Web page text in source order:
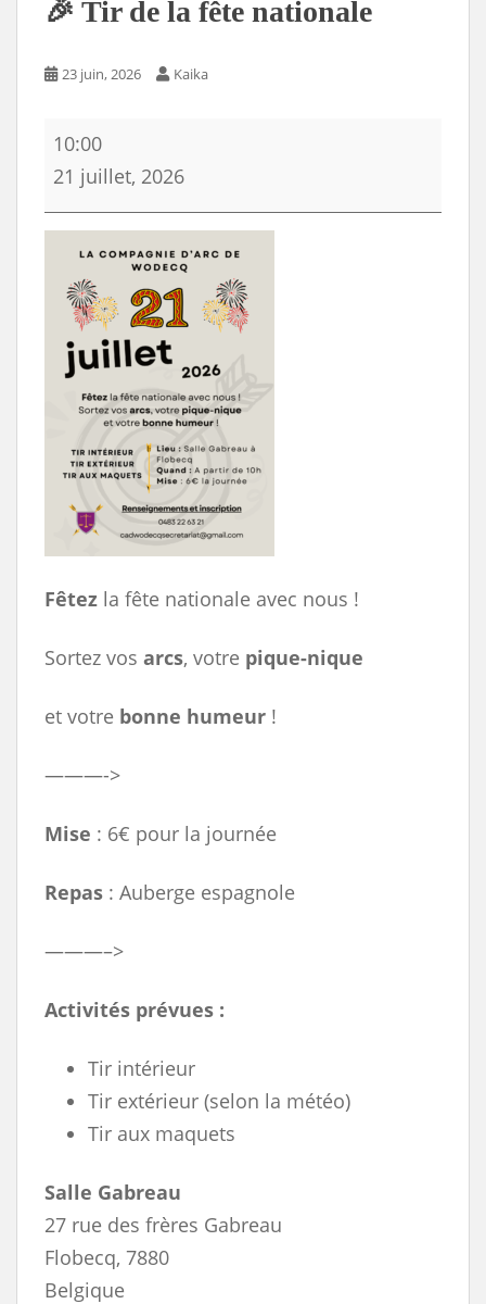
🎉 Tir de la fête nationale
23 juin, 2026 Kaika
🎉
Tir
la
nationale
10:00
21 juillet, 2026
Fêtez la fête nationale avec nous !
Sortez vos arcs, votre pique-nique
et votre bonne humeur !
———->
Mise : 6€ pour la journée
Repas : Auberge espagnole
———–>
Activités prévues :
Tir intérieur
Tir extérieur (selon la météo)
Tir aux maquets
Salle Gabreau
27 rue des frères Gabreau
Flobecq, 7880
Belgique